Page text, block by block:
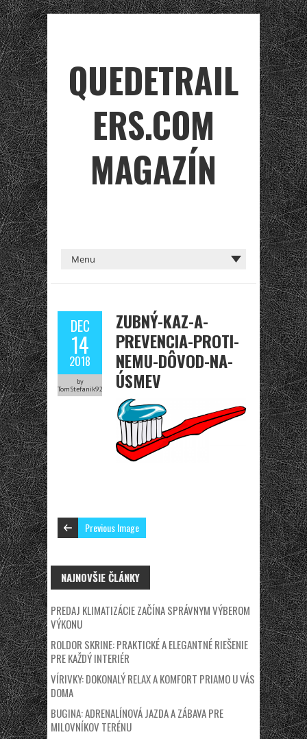
QUEDETRAIL
ERS.COM
MAGAZÍN
DEC
14
2018
by
TomStefanik92
ZUBNÝ-KAZ-A-
PREVENCIA-PROTI-
NEMU-DÔVOD-NA-
ÚSMEV
Previous Image
NAJNOVŠIE ČLÁNKY
PREDAJ KLIMATIZÁCIE ZAČÍNA SPRÁVNYM VÝBEROM
VÝKONU
ROLDOR SKRINE: PRAKTICKÉ A ELEGANTNÉ RIEŠENIE
PRE KAŽDÝ INTERIÉR
VÍRIVKY: DOKONALÝ RELAX A KOMFORT PRIAMO U VÁS
DOMA
BUGINA: ADRENALÍNOVÁ JAZDA A ZÁBAVA PRE
MILOVNÍKOV TERÉNU